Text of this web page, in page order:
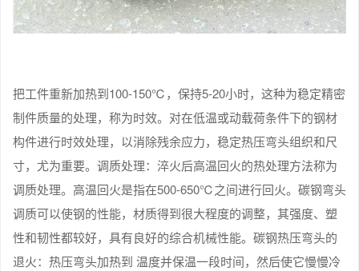
把工件重新加热到100-150℃，保持5-20小时，这种为稳定精密
制件质量的处理，称为时效。对在低温或动载荷条件下的钢材
构件进行时效处理，以消除残余应力，稳定热压弯头组织和尺
寸，尤为重要。调质处理：淬火后高温回火的热处理方法称为
调质处理。高温回火是指在500-650℃之间进行回火。碳钢弯头
调质可以使钢的性能，材质得到很大程度的调整，其强度、塑
性和韧性都较好，具有良好的综合机械性能。碳钢热压弯头的
退火：热压弯头加热到 温度并保温一段时间，然后使它慢慢冷